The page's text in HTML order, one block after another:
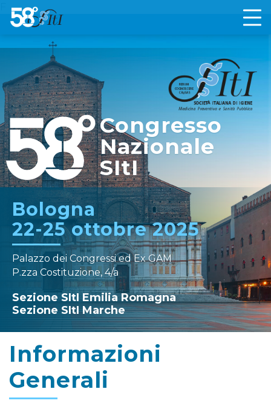
Congresso
Nazionale
SItI
Bologna
22-25 ottobre 2025
Palazzo dei Congressi ed Ex GAM
P.zza Costituzione, 4/a
Sezione SItI Emilia Romagna
Sezione SItI Marche
Informazioni
Generali